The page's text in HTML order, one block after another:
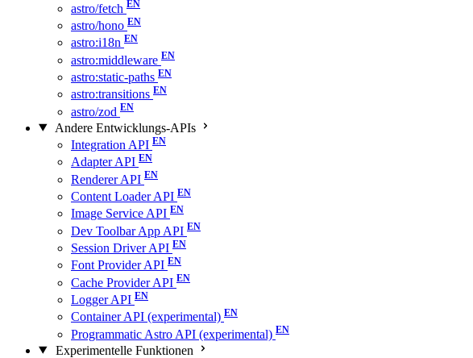
astro/fetch
astro/hono
astro:i18n
astro:middleware
astro:static-paths
astro:transitions
astro/zod
Andere Entwicklungs-APIs
Integration API
Adapter API
Renderer API
Content Loader API
Image Service API
Dev Toolbar App API
Session Driver API
Font Provider API
Cache Provider API
Logger API
Container API (experimental)
Programmatic Astro API (experimental)
Experimentelle Funktionen